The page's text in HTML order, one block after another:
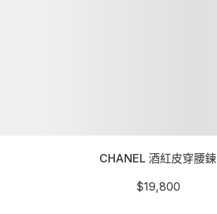
CHANEL 酒紅皮穿腰鍊
$19,800